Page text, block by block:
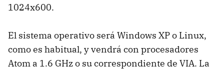
1024x600.
El sistema operativo será Windows XP o Linux,
como es habitual, y vendrá con procesadores
Atom a 1.6 GHz o su correspondiente de VIA. La